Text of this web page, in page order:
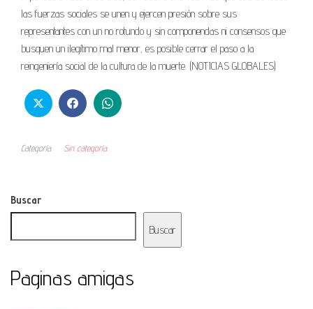
las fuerzas sociales se unen y ejercen presión sobre sus
representantes con un no rotundo y sin componendas ni consensos que
busquen un ilegítimo mal menor, es posible cerrar el paso a la
reingeniería social de la cultura de la muerte. (NOTICIAS GLOBALES)
Categoría Sin categoría
Buscar
Buscar
Paginas amigas